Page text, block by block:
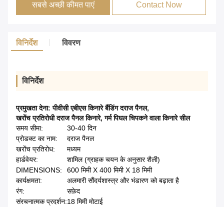
सबसे अच्छी कीमत पाएं Contact Now
विनिर्देश विवरण
विनिर्देश
प्रमुखता देना:पीवीसी एबीएस किनारे बैंडिंग दराज पैनल,
खरोंच प्रतिरोधी दराज पैनल किनारे,गर्म पिघल चिपकने वाला किनारे सील
समय सीमा:
30-40 दिन
प्रोडक्ट का नाम:
दराज पैनल
खरोंच प्रतिरोध:
मध्यम
हार्डवेयर:
शामिल (ग्राहक चयन के अनुसार शैली)
DIMENSIONS:
600 मिमी X 400 मिमी X 18 मिमी
कार्यक्षमता:
अलमारी सौंदर्यशास्त्र और भंडारण को बढ़ाता है
रंग:
सफ़ेद
संरचनात्मक प्रदर्शन:18 मिमी मोटाई